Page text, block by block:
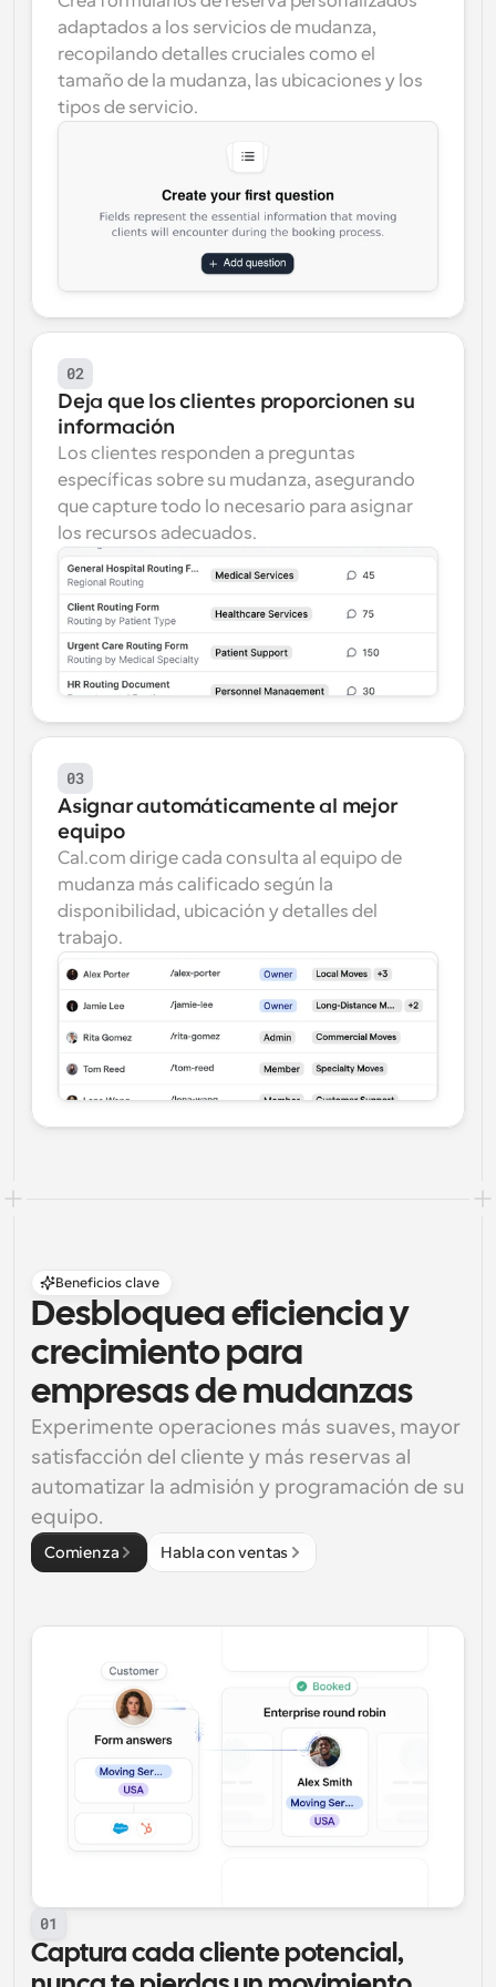
adaptados a los servicios de mudanza,
recopilando detalles cruciales como el
tamaño de la mudanza, las ubicaciones y los
tipos de servicio.
02
Deja que los clientes proporcionen su
información
Los clientes responden a preguntas
específicas sobre su mudanza, asegurando
que capture todo lo necesario para asignar
los recursos adecuados.
03
Asignar automáticamente al mejor
equipo
Cal.com dirige cada consulta al equipo de
mudanza más calificado según la
disponibilidad, ubicación y detalles del
trabajo.
Beneficios clave
Desbloquea eficiencia y
crecimiento para
empresas de mudanzas
Experimente operaciones más suaves, mayor
satisfacción del cliente y más reservas al
automatizar la admisión y programación de su
equipo.
Comienza Habla con ventas
01
Captura cada cliente potencial,